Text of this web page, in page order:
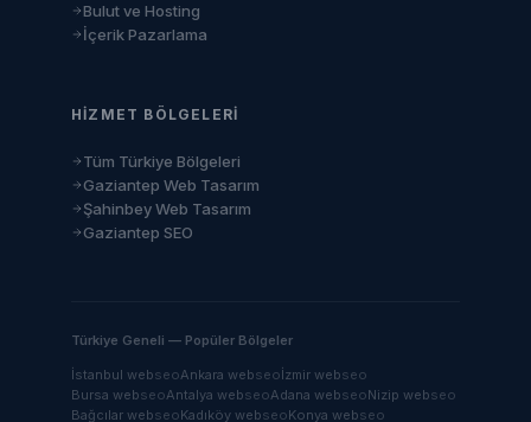
Bulut ve Hosting
İçerik Pazarlama
HIZMET BÖLGELERI
Tüm Türkiye Bölgeleri
Gaziantep Web Tasarım
Şahinbey Web Tasarım
Gaziantep SEO
Türkiye Geneli — Popüler Bölgeler
İstanbul webseoAnkara webseoİzmir webseo
Bursa webseoAntalya webseoAdana webseoNizip webseo
Bağcılar webseoKadıköy webseoKonya webseo